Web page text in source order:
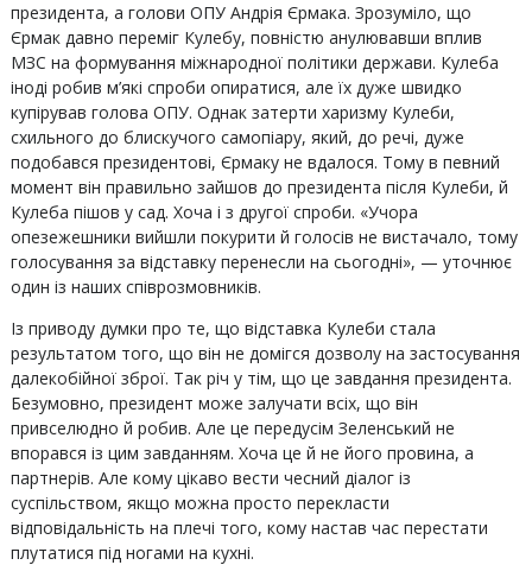
президента, а голови ОПУ Андрія Єрмака. Зрозуміло, що
Єрмак давно переміг Кулебу, повністю анулювавши вплив
МЗС на формування міжнародної політики держави. Кулеба
іноді робив м’які спроби опиратися, але їх дуже швидко
купірував голова ОПУ. Однак затерти харизму Кулеби,
схильного до блискучого самопіару, який, до речі, дуже
подобався президентові, Єрмаку не вдалося. Тому в певний
момент він правильно зайшов до президента після Кулеби, й
Кулеба пішов у сад. Хоча і з другої спроби. «Учора
опезежешники вийшли покурити й голосів не вистачало, тому
голосування за відставку перенесли на сьогодні», — уточнює
один із наших співрозмовників.
Із приводу думки про те, що відставка Кулеби стала
результатом того, що він не домігся дозволу на застосування
далекобійної зброї. Так річ у тім, що це завдання президента.
Безумовно, президент може залучати всіх, що він
привселюдно й робив. Але це передусім Зеленський не
впорався із цим завданням. Хоча це й не його провина, а
партнерів. Але кому цікаво вести чесний діалог із
суспільством, якщо можна просто перекласти
відповідальність на плечі того, кому настав час перестати
плутатися під ногами на кухні.